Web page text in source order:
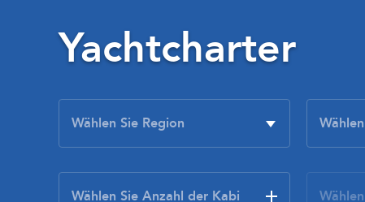
Yachtcharter